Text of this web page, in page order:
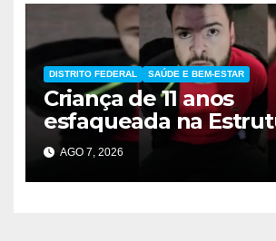
DISTRITO FEDERAL SAÚDE E BEM-ESTAR
Criança de 11 anos
esfaqueada na
apresenta melhora
significativa
AGO 7, 2026